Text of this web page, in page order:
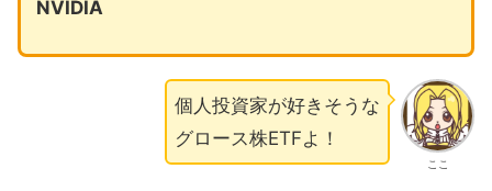
NVIDIA
ここ
個人投資家が好きそうな
グロース株ETFよ！